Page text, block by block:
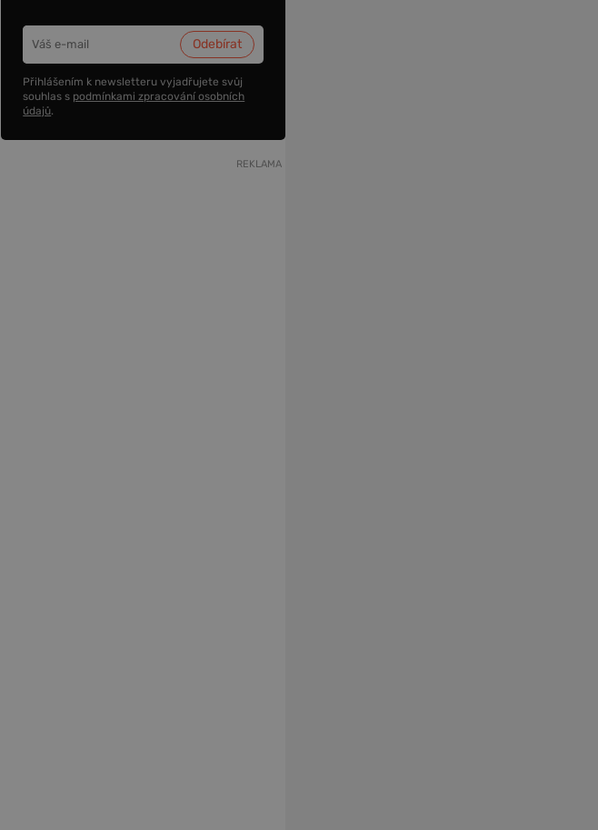
Přihlášením k newsletteru vyjadřujete svůj
souhlas s podmínkami zpracování osobních
údajů.
REKLAMA